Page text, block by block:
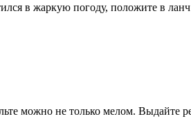
в жаркую погоду, положите в
можно не только мелом. Выдайте